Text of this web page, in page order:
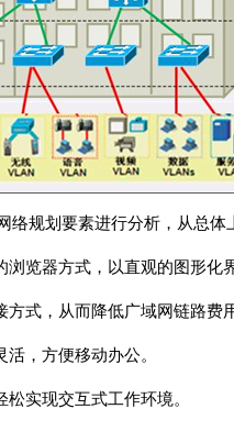
络规划要素进行分析，从总体
览器方式，以直观的图形化
式，从而降低广域网链路费用
，方便移动办公。
实现交互式工作环境。